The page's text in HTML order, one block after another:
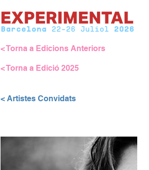
< Torna a Edicions Anteriors
< Torna a Edició 2025
< Artistes Convidats